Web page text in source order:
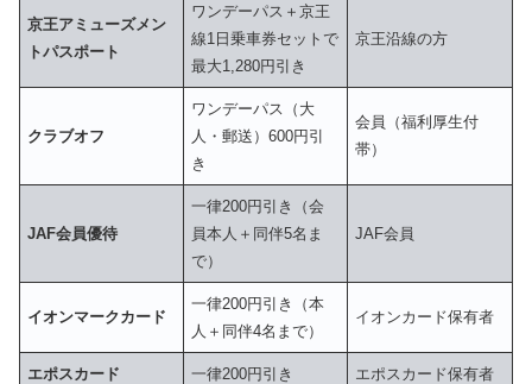
京王アミューズメン
トパスポート
ワンデーパス＋京王
線1日乗車券セットで
最大1,280円引き
京王沿線の方
クラブオフ
ワンデーパス（大
人・郵送）600円引
き
会員（福利厚生付
帯）
JAF会員優待
一律200円引き（会
員本人＋同伴5名ま
で）
JAF会員
イオンマークカード
一律200円引き（本
人＋同伴4名まで）
イオンカード保有者
エポスカード 一律200円引き エポスカード保有者